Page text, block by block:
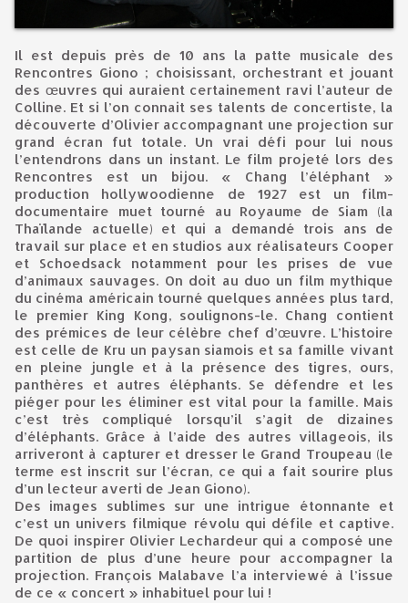
Il est depuis près de 10 ans la patte musicale des
Rencontres Giono ; choisissant, orchestrant et jouant
des œuvres qui auraient certainement ravi l’auteur de
Colline. Et si l’on connait ses talents de concertiste, la
découverte d’Olivier accompagnant une projection sur
grand écran fut totale. Un vrai défi pour lui nous
l’entendrons dans un instant. Le film projeté lors des
Rencontres est un bijou. « Chang l’éléphant »
production hollywoodienne de 1927 est un film-
documentaire muet tourné au Royaume de Siam (la
Thaïlande actuelle) et qui a demandé trois ans de
travail sur place et en studios aux réalisateurs Cooper
et Schoedsack notamment pour les prises de vue
d’animaux sauvages. On doit au duo un film mythique
du cinéma américain tourné quelques années plus tard,
le premier King Kong, soulignons-le. Chang contient
des prémices de leur célèbre chef d’œuvre. L’histoire
est celle de Kru un paysan siamois et sa famille vivant
en pleine jungle et à la présence des tigres, ours,
panthères et autres éléphants. Se défendre et les
piéger pour les éliminer est vital pour la famille. Mais
c’est très compliqué lorsqu’il s’agit de dizaines
d’éléphants. Grâce à l’aide des autres villageois, ils
arriveront à capturer et dresser le Grand Troupeau (le
terme est inscrit sur l’écran, ce qui a fait sourire plus
d’un lecteur averti de Jean Giono).
Des images sublimes sur une intrigue étonnante et
c’est un univers filmique révolu qui défile et captive.
De quoi inspirer Olivier Lechardeur qui a composé une
partition de plus d’une heure pour accompagner la
projection. François Malabave l’a interviewé à l’issue
de ce « concert » inhabituel pour lui !